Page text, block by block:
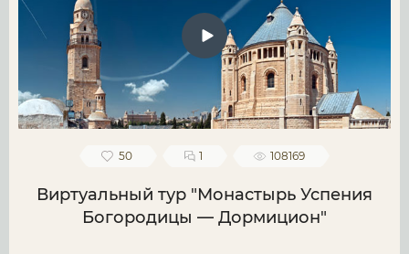
50 1 108169
Виртуальный тур "Монастырь Успения
Богородицы — Дормицион"